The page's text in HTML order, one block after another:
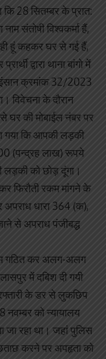
कि 28 सितम्बर के प्रात:
संतोषी विश्वकर्मा हैं,
हूं कहकर घर से गई हैं,
द्वारा थाना बांगो में
इंसान क्रमांक 32/2023
विवेचना के दौरान
घर की मोबाईल नंबर पर
गया कि आपकी लड़की
(पन्द्रह लाख) रूपये
को छोड़ दूंगा।
फिरौती रकम मांगने के
धारा 364 (क),
से अपराध पंजीबद्ध
गठित कर अलग-अलग
में दबिश दी गयी
के डर से लुकछिप
नवम्बर को न्यायालय
रहा था। जहां पुलिस
करने पर अपहृता को